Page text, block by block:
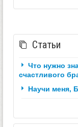
Статьи
Что нужно
счастливого
Научи меня,